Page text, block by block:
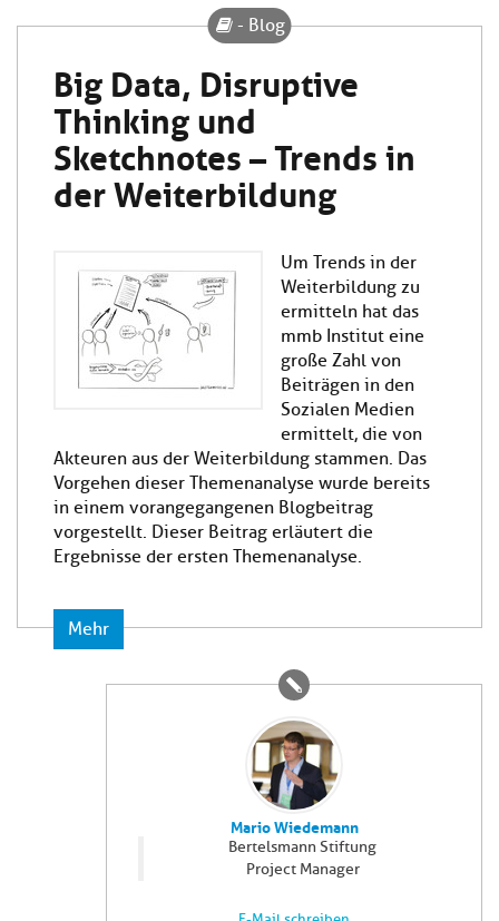
Big Data, Disruptive
Thinking und
Sketchnotes – Trends in
der Weiterbildung
- Blog
Um Trends in der
Weiterbildung zu
ermitteln hat das
mmb Institut eine
große Zahl von
Beiträgen in den
Sozialen Medien
ermittelt, die von
Akteuren aus der Weiterbildung stammen. Das
Vorgehen dieser Themenanalyse wurde bereits
in einem vorangegangenen Blogbeitrag
vorgestellt. Dieser Beitrag erläutert die
Ergebnisse der ersten Themenanalyse.
Mehr
Mario Wiedemann
Bertelsmann Stiftung
Project Manager